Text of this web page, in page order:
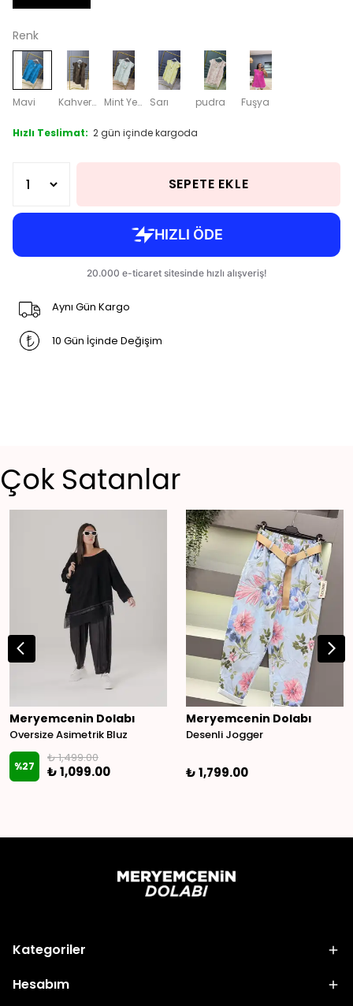
Renk
Mavi Kahverengi Mint Yeşili Sarı pudra Fuşya
Hızlı Teslimat: 2 gün içinde kargoda
SEPETE EKLE
Aynı Gün Kargo
10 Gün İçinde Değişim
Çok Satanlar
Meryemcenin Dolabı
Oversize Asimetrik Bluz
%27
₺ 1,499.00
₺ 1,099.00
Meryemcenin Dolabı
Desenli Jogger
₺ 1,799.00
Kategoriler
Hesabım